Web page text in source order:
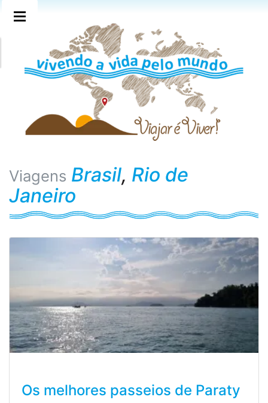
Viagens Brasil, Rio de
Janeiro
Os melhores passeios de Paraty